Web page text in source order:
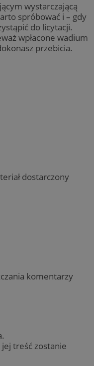
wystarczającą
spróbować i – gdy
do licytacji.
wpłacone wadium
przebicia.
dostarczony
komentarzy
treść zostanie